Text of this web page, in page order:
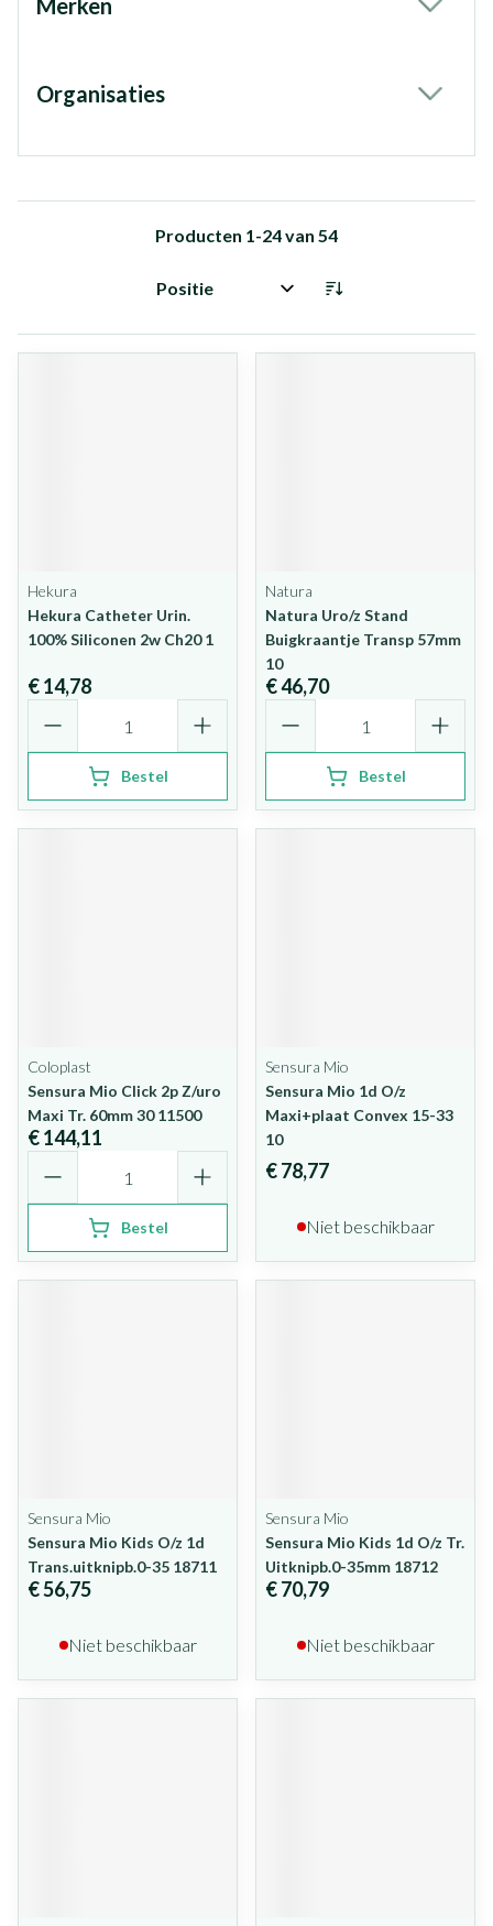
Merken
Organisaties
Producten 1-24van 54
Sorteer op:
Hekura
Hekura Catheter Urin.
100% Siliconen 2w Ch20 1
€ 14,78
Bestel
Natura
Natura Uro/z Stand
Buigkraantje Transp 57mm
10
€ 46,70
Bestel
Coloplast
Sensura Mio Click 2p Z/uro
Maxi Tr. 60mm 30 11500
€ 144,11
Bestel
Sensura Mio
Sensura Mio 1d O/z
Maxi+plaat Convex 15-33
10
€ 78,77
Niet beschikbaar
Sensura Mio
Sensura Mio Kids O/z 1d
Trans.uitknipb.0-35 18711
€ 56,75
Niet beschikbaar
Sensura Mio
Sensura Mio Kids 1d O/z Tr.
Uitknipb.0-35mm 18712
€ 70,79
Niet beschikbaar